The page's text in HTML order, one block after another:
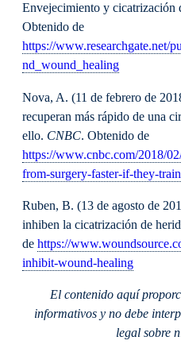
Envejecimiento y cicatrización
Obtenido de
https://www.researchgate.net/
nd_wound_healing
Nova, A. (11 de febrero de
recuperan más rápido de una
ello. CNBC. Obtenido de
https://www.cnbc.com/2018/
from-surgery-faster-if-they-
Ruben, B. (13 de agosto de
inhiben la cicatrización de
de https://
inhibit-wound-healing
El contenido aquí
informativos y no debe
legal sobre